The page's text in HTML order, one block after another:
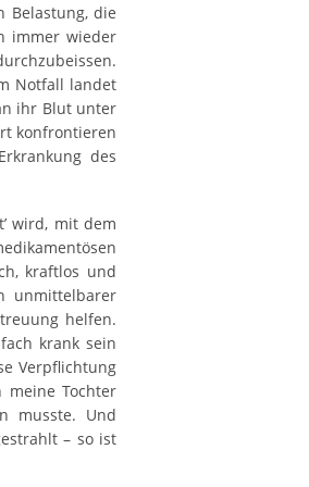
Belastung, die
immer wieder
Notfall landet
ihr Blut unter
konfrontieren
des
wird, mit dem
kraftlos und
unmittelbarer
helfen.
krank sein
Verpflichtung
meine Tochter
musste. Und
– so ist